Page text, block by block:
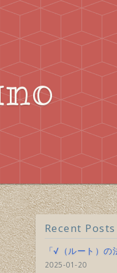
Recent Posts
「√（ルート）
2025-01-20